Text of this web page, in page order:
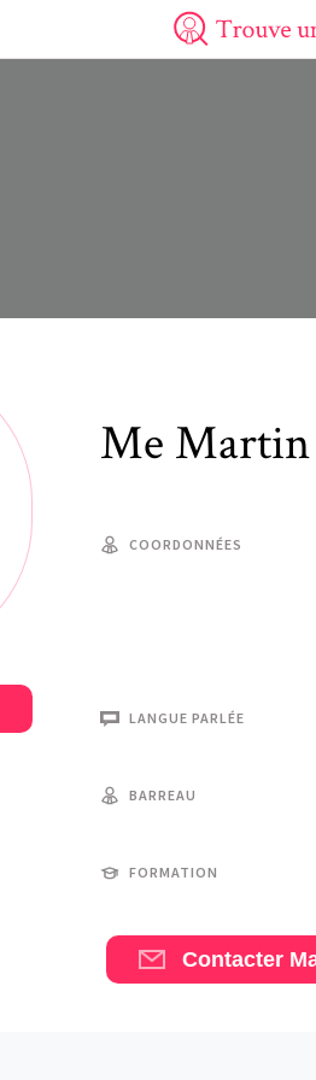
Trouve un avocat
Me Martin
COORDONNÉES
LANGUE PARLÉE
BARREAU
FORMATION